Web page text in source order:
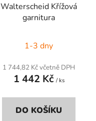
Walterscheid Křížová
garnitura
1-3 dny
1 744,82 Kč včetně DPH
1 442 Kč / ks
DO KOŠÍKU